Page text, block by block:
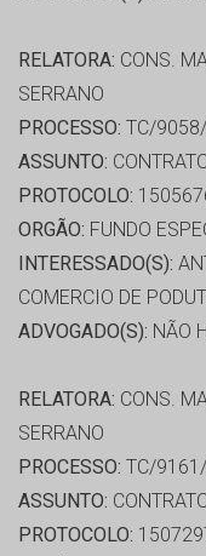
RELATORA: CONS.
SERRANO
PROCESSO: TC/
ASSUNTO:
PROTOCOLO:
ORGÃO: FUNDO
INTERESSADO(S):
COMERCIO DE
ADVOGADO(S): NÃO
RELATORA: CONS.
SERRANO
PROCESSO: TC/
ASSUNTO:
PROTOCOLO: